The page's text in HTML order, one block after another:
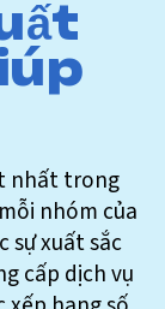
nhất trong
nhóm của
sự xuất sắc
cấp dịch vụ